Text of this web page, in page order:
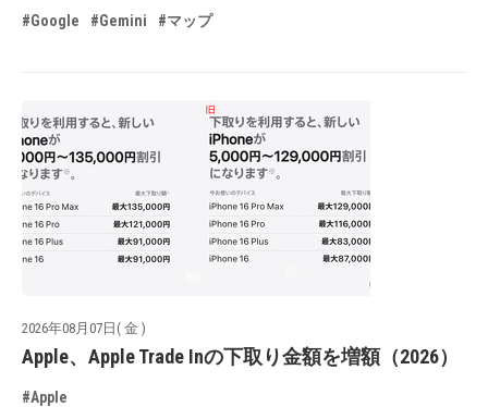
#Google #Gemini #マップ
2026年08月07日( 金 )
Apple、Apple Trade Inの下取り金額を増額（2026）
#Apple